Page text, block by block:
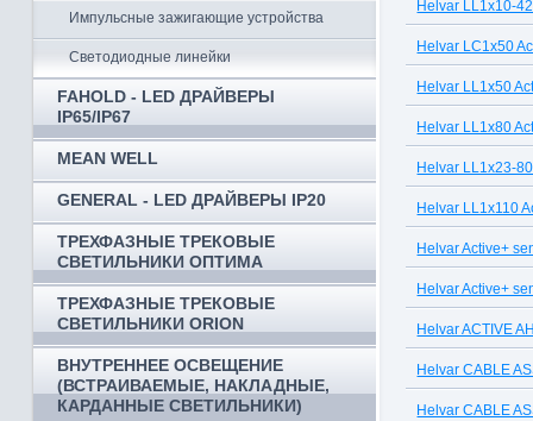
Импульсные зажигающие устройства
Светодиодные линейки
FAHOLD - LED ДРАЙВЕРЫ
IP65/IP67
MEAN WELL
GENERAL - LED ДРАЙВЕРЫ IP20
ТРЕХФАЗНЫЕ ТРЕКОВЫЕ
СВЕТИЛЬНИКИ ОПТИМА
ТРЕХФАЗНЫЕ ТРЕКОВЫЕ
СВЕТИЛЬНИКИ ORION
ВНУТРЕННЕЕ ОСВЕЩЕНИЕ
(ВСТРАИВАЕМЫЕ, НАКЛАДНЫЕ,
КАРДАННЫЕ СВЕТИЛЬНИКИ)
Helvar LL1x10-
Helvar LC1x50
Helvar LL1x50
Helvar LL1x80
Helvar LL1x23-
Helvar LL1x110
Helvar Active+
Helvar Active+
Helvar ACTIVE
Helvar CABLE
Helvar CABLE